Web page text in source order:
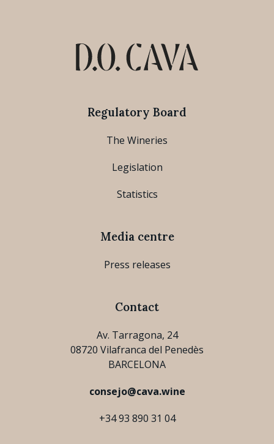
Regulatory Board
The Wineries
Legislation
Statistics
Media centre
Press releases
Contact
Av. Tarragona, 24
08720 Vilafranca del Penedès
BARCELONA
consejo@cava.wine
+34 93 890 31 04